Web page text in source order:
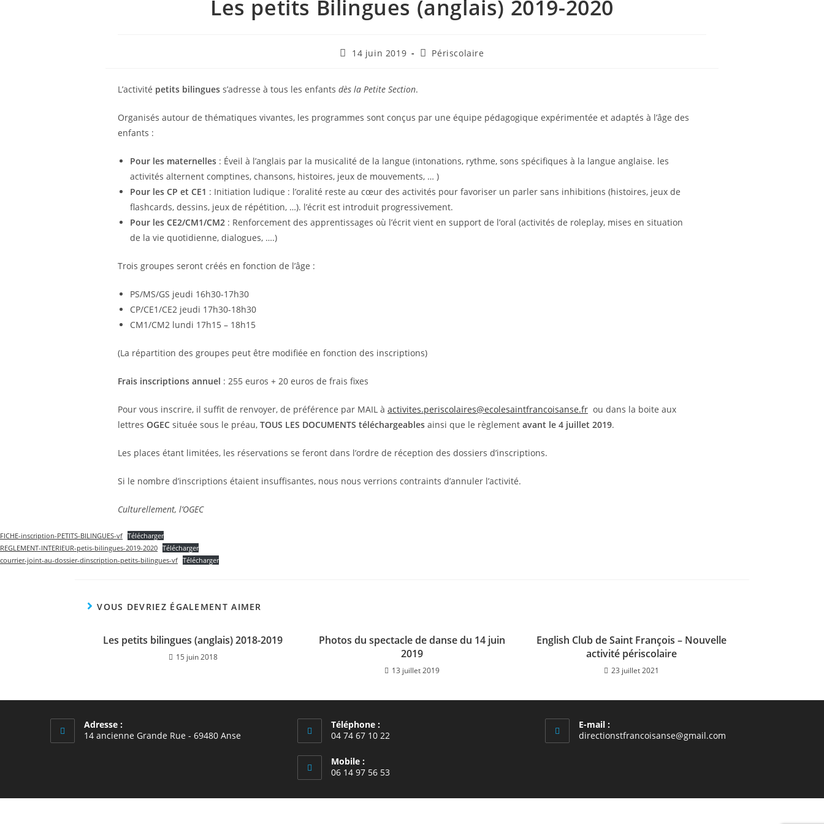
Les petits Bilingues (anglais) 2019-2020
Publication
14 juin 2019
PostPériscolaire
L’activité petits bilingues s’adresse à tous les enfants dès la Petite Section.
Organisés autour de thématiques vivantes, les programmes sont conçus par une équipe pédagogique expérimentée et adaptés à l’âge des
enfants :
Pour les maternelles : Éveil à l’anglais par la musicalité de la langue (intonations, rythme, sons spécifiques à la langue anglaise. les
activités alternent comptines, chansons, histoires, jeux de mouvements, … )
Pour les CP et CE1 : Initiation ludique : l’oralité reste au cœur des activités pour favoriser un parler sans inhibitions (histoires, jeux de
flashcards, dessins, jeux de répétition, …). l’écrit est introduit progressivement.
Pour les CE2/CM1/CM2 : Renforcement des apprentissages où l’écrit vient en support de l’oral (activités de roleplay, mises en situation
de la vie quotidienne, dialogues, ….)
Trois groupes seront créés en fonction de l’âge :
PS/MS/GS jeudi 16h30-17h30
CP/CE1/CE2 jeudi 17h30-18h30
CM1/CM2 lundi 17h15 – 18h15
(La répartition des groupes peut être modifiée en fonction des inscriptions)
Frais inscriptions annuel : 255 euros + 20 euros de frais fixes
Pour vous inscrire, il suffit de renvoyer, de préférence par MAIL à activites.periscolaires@ecolesaintfrancoisanse.fr ou dans la boite aux
lettres OGEC située sous le préau, TOUS LES DOCUMENTS téléchargeables ainsi que le règlement avant le 4 juillet 2019.
Les places étant limitées, les réservations se feront dans l’ordre de réception des dossiers d’inscriptions.
Si le nombre d’inscriptions étaient insuffisantes, nous nous verrions contraints d’annuler l’activité.
Culturellement, l’OGEC
FICHE-inscription-PETITS-BILINGUES-vf Télécharger
REGLEMENT-INTERIEUR-petis-bilingues-2019-2020 Télécharger
courrier-joint-au-dossier-dinscription-petits-bilingues-vf Télécharger
VOUS DEVRIEZ ÉGALEMENT AIMER
Les petits bilingues (anglais) 2018-2019
15 juin 2018
Photos du spectacle de danse du 14 juin
2019
13 juillet 2019
English Club de Saint François – Nouvelle
activité périscolaire
23 juillet 2021
Adresse :
14 ancienne Grande Rue - 69480 Anse
Téléphone :
04 74 67 10 22
Mobile :
06 14 97 56 53
E-mail :
directionstfrancoisanse@gmail.comS’ouvre